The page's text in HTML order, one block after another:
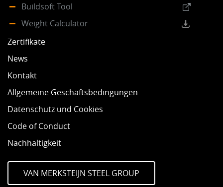
Buildsoft Tool
Weight Calculator
Zertifikate
News
Kontakt
Allgemeine Geschäftsbedingungen
Datenschutz und Cookies
Code of Conduct
Nachhaltigkeit
VAN MERKSTEIJN STEEL GROUP